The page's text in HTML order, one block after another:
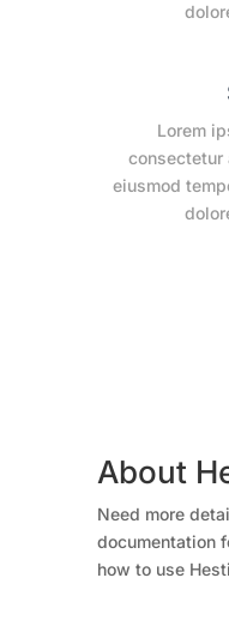
Lorem
eiusmod
About
Need more
documentation
how to use